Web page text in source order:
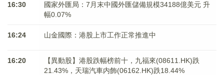
16:30
國家外匯局：7月末中國外匯儲備規模34188億美元 升
幅0.07%
16:24 山金國際：港股上市工作正常推進中
16:20
【異動股】港股跌幅榜前十，九福來(08611.HK)跌
21.43%，天瑞汽車内飾(06162.HK)跌18.44%